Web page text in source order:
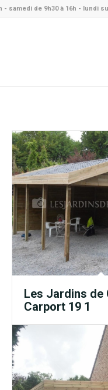
- samedi de 9h30 à 16h - lundi
Les Jardins de
Carport 19 1